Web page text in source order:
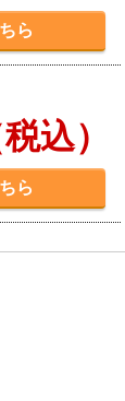
ら
込）
ら